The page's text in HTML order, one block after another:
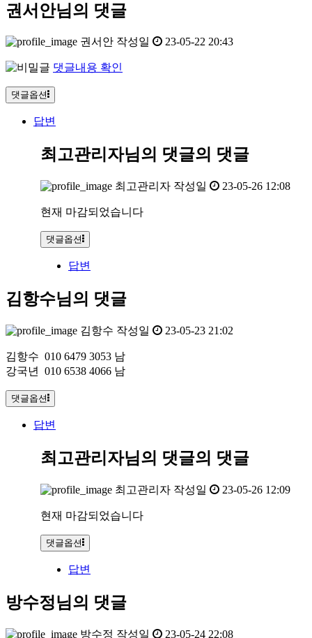
권서안님의 댓글
권서안 작성일 23-05-22 20:43
댓글내용 확인
댓글옵션
답변
최고관리자님의 댓글의 댓글
최고관리자 작성일 23-05-26 12:08
현재 마감되었습니다
댓글옵션
답변
김항수님의 댓글
김항수 작성일 23-05-23 21:02
김항수 010 6479 3053 남
강국년 010 6538 4066 남
댓글옵션
답변
최고관리자님의 댓글의 댓글
최고관리자 작성일 23-05-26 12:09
현재 마감되었습니다
댓글옵션
답변
방수정님의 댓글
방수정 작성일 23-05-24 22:08